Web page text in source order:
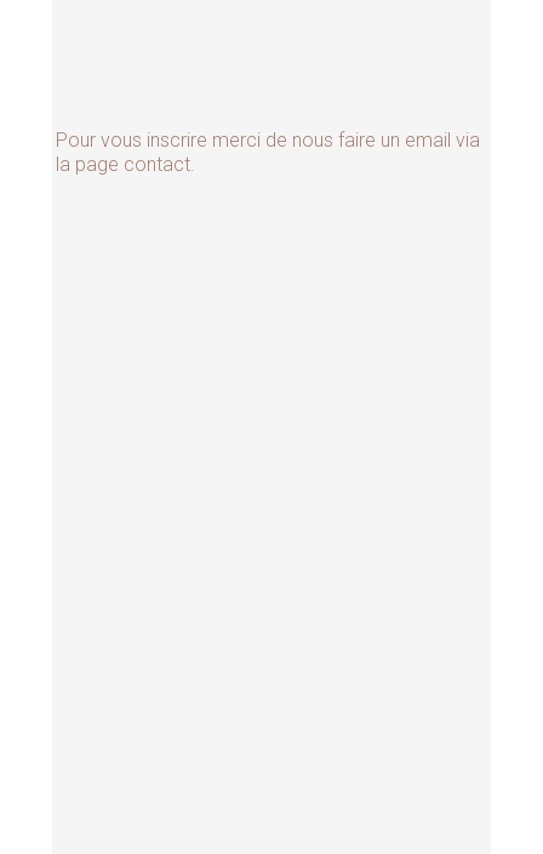
Pour vous inscrire merci de nous faire un email via
la page contact.